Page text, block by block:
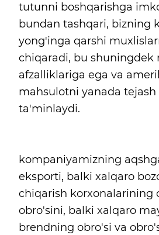
tutunni boshqarishga
bundan tashqari, bizning
yong'inga qarshi
chiqaradi, bu shuningdek
afzalliklariga ega va
mahsulotni yanada tejash
ta'minlaydi.
kompaniyamizning
eksporti, balki xalqaro
chiqarish korxonalarining
obro'sini, balki xalqaro
brendning obro'si va